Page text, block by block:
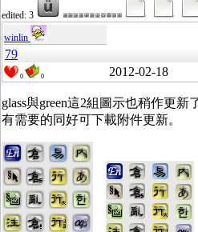
edited: 3
winlin
79
0 0 2012-02-18
glass與green這2組圖示也稍作更新
有需要的同好可下載附件更新。